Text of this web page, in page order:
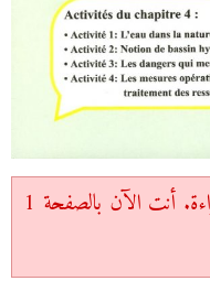
اضغط على الصفحة التالية لمتابعة القراءة. أنت الآن بالصفحة 1